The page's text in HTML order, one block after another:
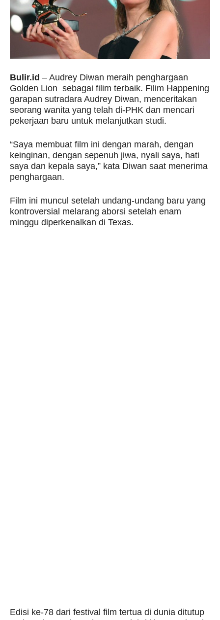
Bulir.id – Audrey Diwan meraih penghargaan
Golden Lion sebagai filim terbaik. Filim Happening
garapan sutradara Audrey Diwan, menceritakan
seorang wanita yang telah di-PHK dan mencari
pekerjaan baru untuk melanjutkan studi.
“Saya membuat film ini dengan marah, dengan
keinginan, dengan sepenuh jiwa, nyali saya, hati
saya dan kepala saya,” kata Diwan saat menerima
penghargaan.
Film ini muncul setelah undang-undang baru yang
kontroversial melarang aborsi setelah enam
minggu diperkenalkan di Texas.
Edisi ke-78 dari festival film tertua di dunia ditutup